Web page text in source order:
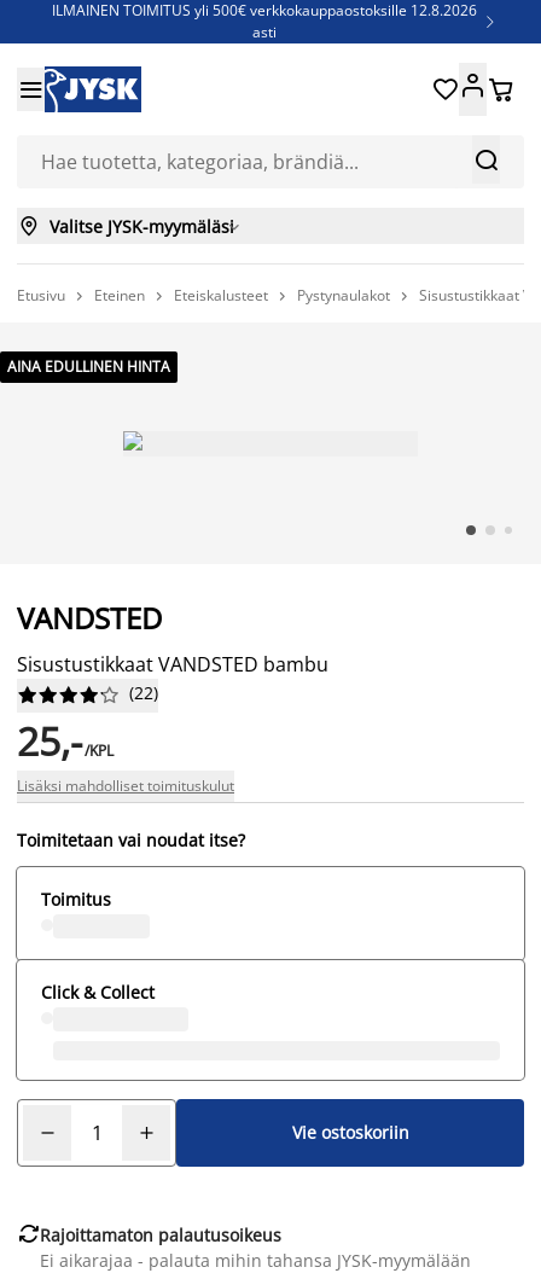
ILMAINEN TOIMITUS yli 500€ verkkokauppaostoksille 12.8.2026
asti

Jenkkisänkyjä - Säästä jopa 60%


 
 Valitse JYSK-myymäläsi
Etusivu  Eteinen  Eteiskalusteet  Pystynaulakot  Sisustustikkaat
AINA EDULLINEN HINTA
VANDSTED
Sisustustikkaat VANDSTED bambu





 (22)
25,-/KPL
Lisäksi mahdolliset toimituskulut
Toimitetaan vai noudat itse?
Toimitus
Click & Collect
Vie ostoskoriin
Rajoittamaton palautusoikeus
Ei aikarajaa - palauta mihin tahansa JYSK-myymälään